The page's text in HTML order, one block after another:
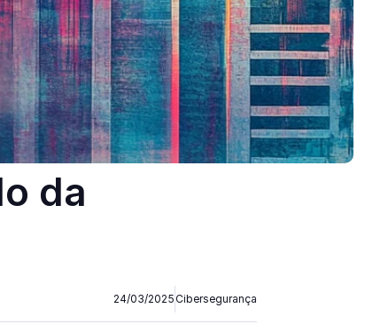
da
24/03/2025Cibersegurança